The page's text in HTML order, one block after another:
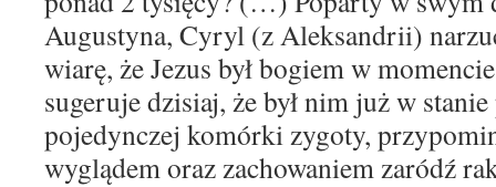
Augustyna, Cyryl (z Aleksandrii)
wiarę, że Jezus był bogiem w
sugeruje dzisiaj, że był nim już w
pojedynczej komórki zygoty,
wyglądem oraz zachowaniem zaródź